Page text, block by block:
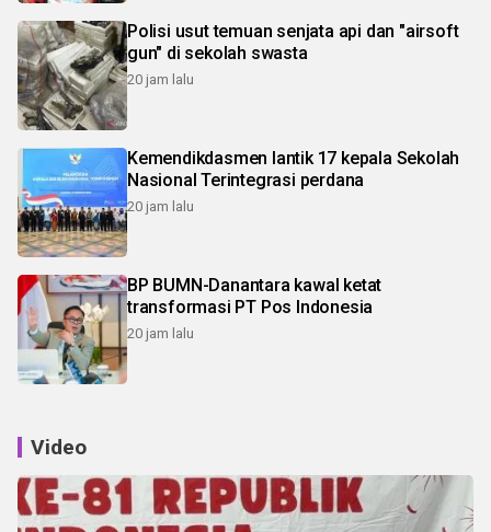
Polisi usut temuan senjata api dan "airsoft
gun" di sekolah swasta
20 jam lalu
Kemendikdasmen lantik 17 kepala Sekolah
Nasional Terintegrasi perdana
20 jam lalu
BP BUMN-Danantara kawal ketat
transformasi PT Pos Indonesia
20 jam lalu
Video